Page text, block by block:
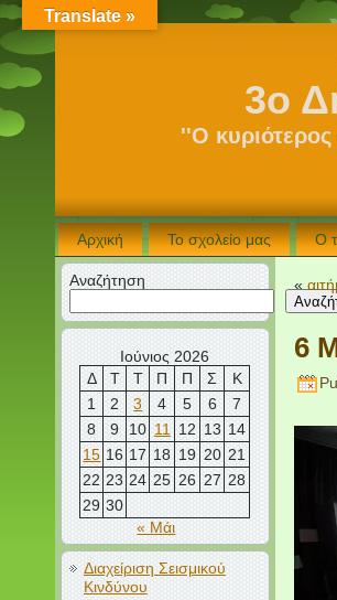
3ο
''Ο
Αρχική Το σχολείο μας Ο
Αναζήτηση
Ιούνιος 2026
Δ
Τ Τ Π Π Σ
Κ
1
2 3 4 5 6
7
8
9 10 11 12 13 14
15 16 17 18 19 20 21
22 23 24 25 26 27 28
29 30
« Μάι
Διαχείριση Σεισμικού
Κινδύνου
«
6
Translate »